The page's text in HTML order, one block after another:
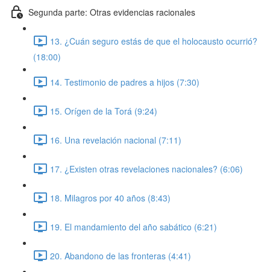
Segunda parte: Otras evidencias racionales
13. ¿Cuán seguro estás de que el holocausto ocurrió?
(18:00)
14. Testimonio de padres a hijos (7:30)
15. Orígen de la Torá (9:24)
16. Una revelación nacional (7:11)
17. ¿Existen otras revelaciones nacionales? (6:06)
18. Milagros por 40 años (8:43)
19. El mandamiento del año sabático (6:21)
20. Abandono de las fronteras (4:41)